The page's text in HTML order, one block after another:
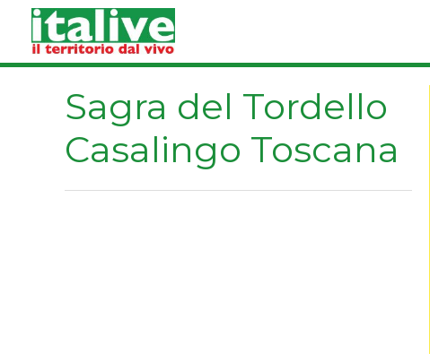
contenuto
Sagra del Tordello
Casalingo Toscana